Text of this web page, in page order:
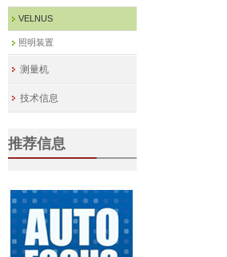
VELNUS
照明装置
测量机
技术信息
推荐信息